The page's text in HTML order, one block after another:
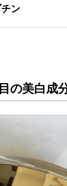
ン
の美白成